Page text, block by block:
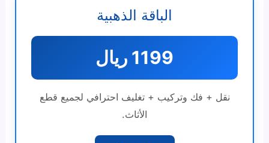
الباقة الذهبية
1199 ريال
نقل + فك وتركيب + تغليف احترافي لجميع قطع
الأثاث.